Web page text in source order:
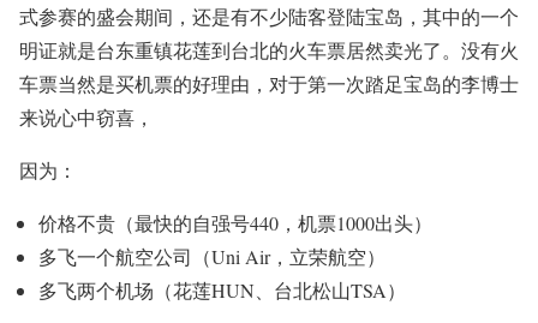
式参赛的盛会期间，还是有不少陆客登陆宝岛，其中的一个
明证就是台东重镇花莲到台北的火车票居然卖光了。没有火
车票当然是买机票的好理由，对于第一次踏足宝岛的李博士
来说心中窃喜，
因为：
价格不贵（最快的自强号440，机票1000出头）
多飞一个航空公司（Uni Air，立荣航空）
多飞两个机场（花莲HUN、台北松山TSA）